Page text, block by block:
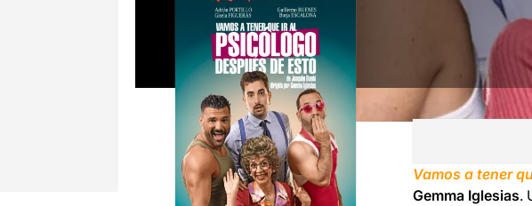
Vamos a tener
Gemma Iglesias.